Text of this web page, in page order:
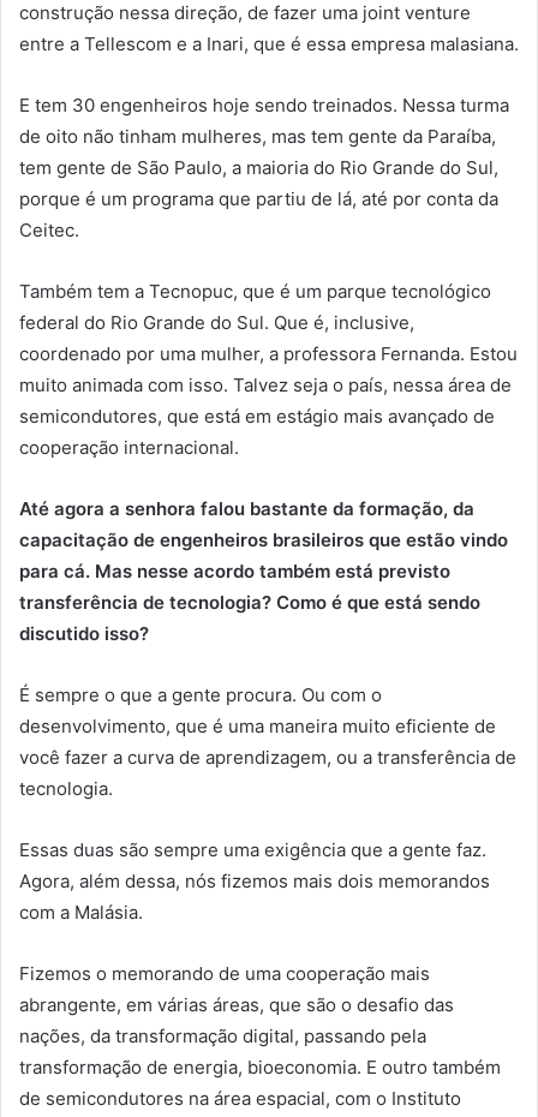
construção nessa direção, de fazer uma joint venture
entre a Tellescom e a Inari, que é essa empresa malasiana.
E tem 30 engenheiros hoje sendo treinados. Nessa turma
de oito não tinham mulheres, mas tem gente da Paraíba,
tem gente de São Paulo, a maioria do Rio Grande do Sul,
porque é um programa que partiu de lá, até por conta da
Ceitec.
Também tem a Tecnopuc, que é um parque tecnológico
federal do Rio Grande do Sul. Que é, inclusive,
coordenado por uma mulher, a professora Fernanda. Estou
muito animada com isso. Talvez seja o país, nessa área de
semicondutores, que está em estágio mais avançado de
cooperação internacional.
Até agora a senhora falou bastante da formação, da
capacitação de engenheiros brasileiros que estão vindo
para cá. Mas nesse acordo também está previsto
transferência de tecnologia? Como é que está sendo
discutido isso?
É sempre o que a gente procura. Ou com o
desenvolvimento, que é uma maneira muito eficiente de
você fazer a curva de aprendizagem, ou a transferência de
tecnologia.
Essas duas são sempre uma exigência que a gente faz.
Agora, além dessa, nós fizemos mais dois memorandos
com a Malásia.
Fizemos o memorando de uma cooperação mais
abrangente, em várias áreas, que são o desafio das
nações, da transformação digital, passando pela
transformação de energia, bioeconomia. E outro também
de semicondutores na área espacial, com o Instituto